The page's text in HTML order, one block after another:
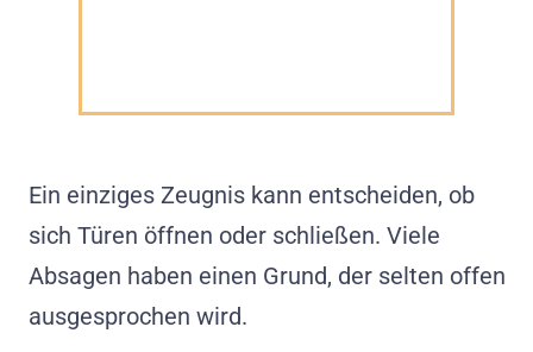
Ein einziges Zeugnis kann entscheiden, ob
sich Türen öffnen oder schließen. Viele
Absagen haben einen Grund, der selten offen
ausgesprochen wird.